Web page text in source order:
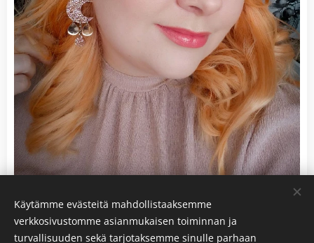
Käytämme evästeitä mahdollistaaksemme
verkkosivustomme asianmukaisen toiminnan ja
turvallisuuden sekä tarjotaksemme sinulle parhaan